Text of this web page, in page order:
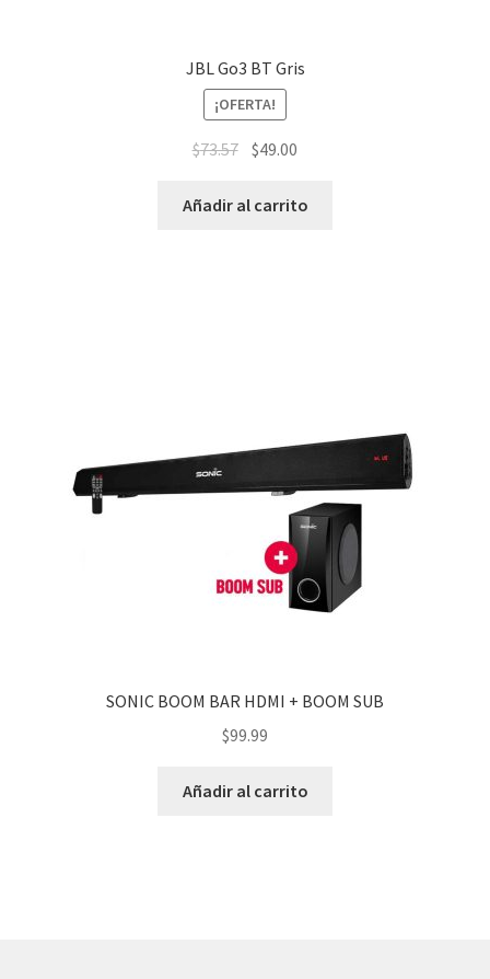
JBL Go3 BT Gris
¡OFERTA!
$73.57 $49.00
Añadir al carrito
SONIC BOOM BAR HDMI + BOOM SUB
$99.99
Añadir al carrito